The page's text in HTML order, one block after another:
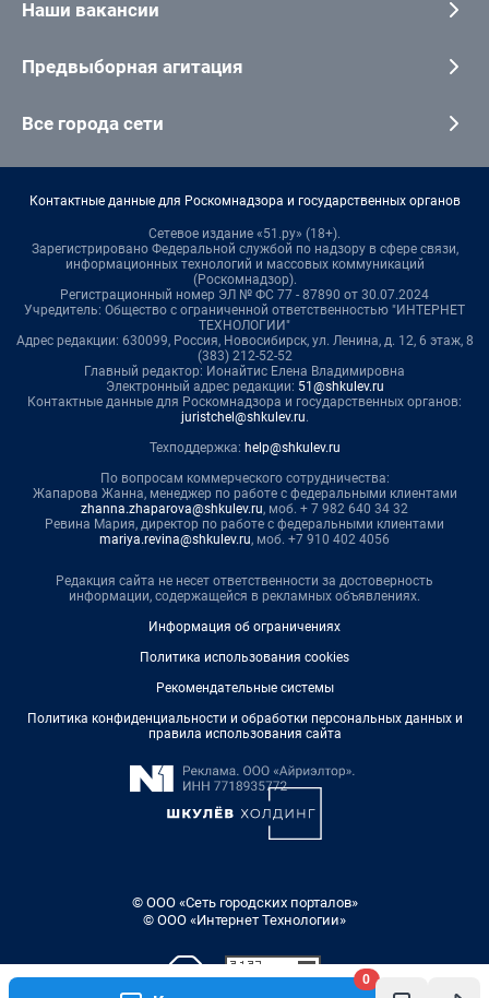
0
Наши вакансии
Предвыборная агитация
Все города сети
Контактные данные для Роскомнадзора и государственных органов
Сетевое издание «51.ру» (18+).
Зарегистрировано Федеральной службой по надзору в сфере связи,
информационных технологий и массовых коммуникаций
(Роскомнадзор).
Регистрационный номер ЭЛ № ФС 77 - 87890 от 30.07.2024
Учредитель: Общество с ограниченной ответственностью "ИНТЕРНЕТ
ТЕХНОЛОГИИ"
Адрес редакции: 630099, Россия, Новосибирск, ул. Ленина, д. 12, 6 этаж, 8
(383) 212-52-52
Главный редактор: Ионайтис Елена Владимировна
Электронный адрес редакции: 51@shkulev.ru
Контактные данные для Роскомнадзора и государственных органов:
juristchel@shkulev.ru.
Техподдержка: help@shkulev.ru
По вопросам коммерческого сотрудничества:
Жапарова Жанна, менеджер по работе с федеральными клиентами
zhanna.zhaparova@shkulev.ru, моб. + 7 982 640 34 32
Ревина Мария, директор по работе с федеральными клиентами
mariya.revina@shkulev.ru, моб. +7 910 402 4056
Редакция сайта не несет ответственности за достоверность
информации, содержащейся в рекламных объявлениях.
Информация об ограничениях
Политика использования cookies
Рекомендательные системы
Политика конфиденциальности и обработки персональных данных и
правила использования сайта
© ООО «Сеть городских порталов»
© ООО «Интернет Технологии»